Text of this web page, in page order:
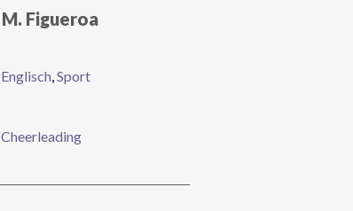
M. Figueroa
Englisch,Sport
Cheerleading